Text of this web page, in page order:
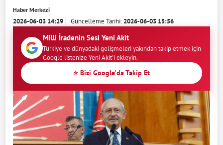
Haber Merkezi
2026-06-03 14:29 Güncelleme Tarihi:2026-06-03 15:56
Milli İradenin Sesi Yeni Akit
Türkiye ve dünyadaki gelişmeleri yakından takip etmek için
Google listenize Yeni Akit'i ekleyin.
⭐ Bizi Google'da Takip Et